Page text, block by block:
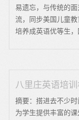
易遗忘，与传统的
流，同步美国儿童
培养成英语优等生
八里庄英语培
摘要：搭进去不少时
为学生提供丰富的